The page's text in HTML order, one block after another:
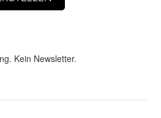
Kein Newsletter.